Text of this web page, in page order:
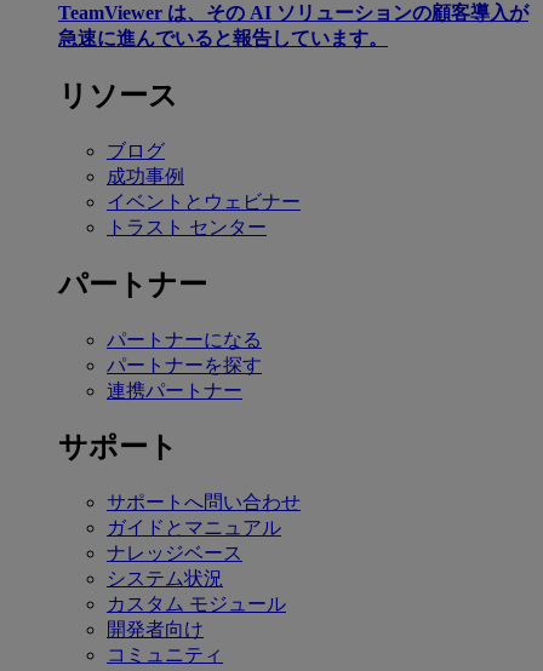
TeamViewer は、その AI ソリューションの顧客導入が
急速に進んでいると報告しています。
リソース
ブログ
成功事例
イベントとウェビナー
トラスト センター
パートナー
パートナーになる
パートナーを探す
連携パートナー
サポート
サポートへ問い合わせ
ガイドとマニュアル
ナレッジベース
システム状況
カスタム モジュール
開発者向け
コミュニティ